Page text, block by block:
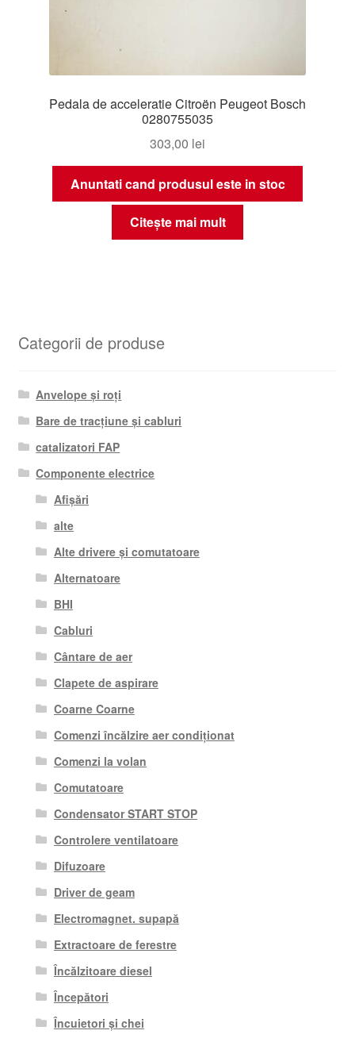
Pedala de acceleratie Citroën Peugeot Bosch
0280755035
303,00 lei
Anuntati cand produsul este in stoc
Citește mai mult
Categorii de produse
Anvelope și roți
Bare de tracțiune și cabluri
catalizatori FAP
Componente electrice
Afișări
alte
Alte drivere și comutatoare
Alternatoare
BHI
Cabluri
Cântare de aer
Clapete de aspirare
Coarne Coarne
Comenzi încălzire aer condiționat
Comenzi la volan
Comutatoare
Condensator START STOP
Controlere ventilatoare
Difuzoare
Driver de geam
Electromagnet. supapă
Extractoare de ferestre
Încălzitoare diesel
Începători
Încuietori și chei